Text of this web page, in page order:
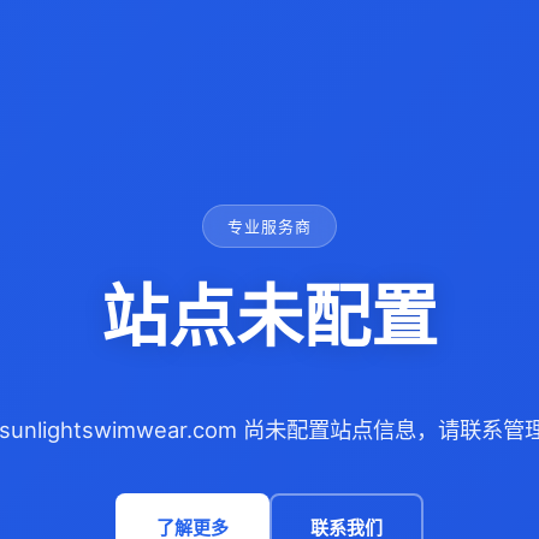
专业服务商
站点未配置
尚未配置站点信息，请联系管
了解更多 联系我们